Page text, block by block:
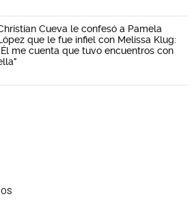
Cueva le confesó a Pamela
que le fue infiel con Melissa Klug:
me cuenta que tuvo encuentros con